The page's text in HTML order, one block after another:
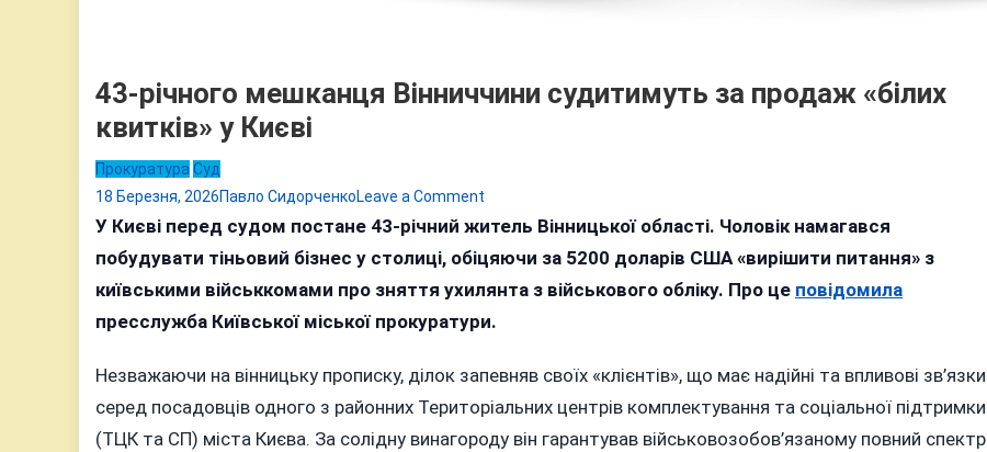
43-річного мешканця Вінниччини судитимуть за продаж «білих
квитків» у Києві
Прокуратура Суд
18 Березня, 2026Павло СидорченкоLeave a Comment
43-
судитимуть
продаж
«білих
квитків»
У Києві перед судом постане 43-річний житель Вінницької області. Чоловік намагався
побудувати тіньовий бізнес у столиці, обіцяючи за 5200 доларів США «вирішити питання» з
київськими військкомами про зняття ухилянта з військового обліку. Про це повідомила
пресслужба Київської міської прокуратури.
Незважаючи на вінницьку прописку, ділок запевняв своїх «клієнтів», що має надійні та впливові зв’язки
серед посадовців одного з районних Територіальних центрів комплектування та соціальної підтримки
(ТЦК та СП) міста Києва. За солідну винагороду він гарантував військовозобов’язаному повний спектр